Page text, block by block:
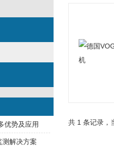
共 1 条记录
优势及应用
测解决方案